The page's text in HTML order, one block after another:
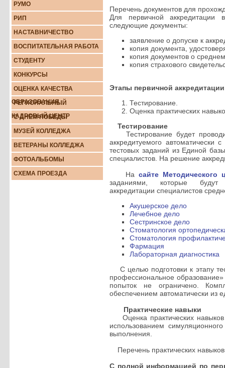
РУМО
РИП
НАСТАВНИЧЕСТВО
ВОСПИТАТЕЛЬНАЯ РАБОТА
СТУДЕНТУ
КОНКУРСЫ
ОЦЕНКА КАЧЕСТВА
ОБРАЗОВАНИЯ
РЕГИОНАЛЬНЫЙ
КАДРОВЫЙ ЦЕНТР
С ДНЕМ ПОБЕДЫ
МУЗЕЙ КОЛЛЕДЖА
ВЕТЕРАНЫ КОЛЛЕДЖА
ФОТОАЛЬБОМЫ
СХЕМА ПРОЕЗДА
Перечень документов для
Для первичной аккредитации
следующие документы:
заявление о допуске к
копия документа,
копия документов о
копия страхового
Этапы первичной
Тестирование.
Оценка практических
Тестирование
Тестирование будет
аккредитуемого
тестовых заданий из Единой
специалистов. На решение
На сайте Методического
заданиями, которые
аккредитации специалистов
Акушерское дело
Лечебное дело
Сестринское дело
Стоматология
Стоматология
Фармация
Лабораторная диагностика
С целью подготовки к этапу
профессиональное
попыток не ограничено.
обеспечением автоматически из
Практические навыки
Оценка практических навыков
использованием
выполнения.
Перечень практических
С полной информацией по